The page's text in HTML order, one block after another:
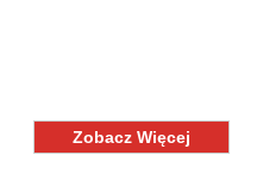
Zobacz Więcej